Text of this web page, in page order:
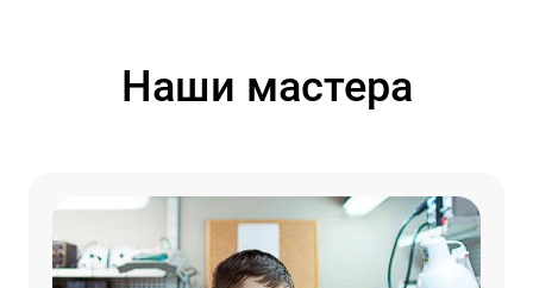
Наши мастера